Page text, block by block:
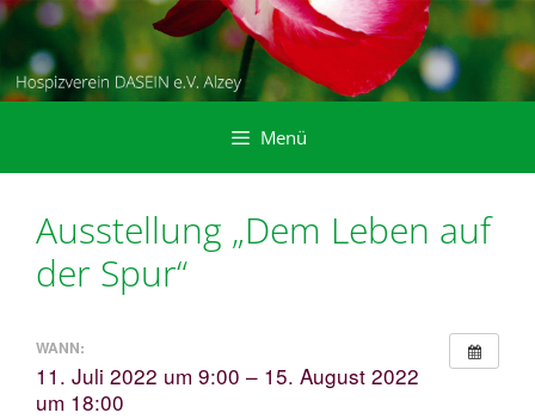
Zum
springen
Menü
Ausstellung „Dem Leben auf
der Spur“
WANN:
11. Juli 2022 um 9:00 – 15. August 2022
um 18:00